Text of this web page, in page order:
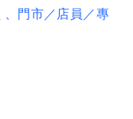
、門市／店員／專